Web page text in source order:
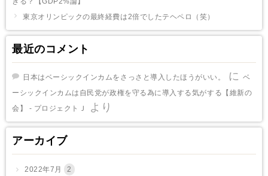
東京オリンピックの最終経費は2倍でしたテヘペロ（笑）
最近のコメント
日本はベーシックインカムをさっさと導入したほうがいい。 にベ
ーシックインカムは自民党が政権を守る為に導入する気がする【維新の
会】 - プロジェクトＪ
より
アーカイブ
2022年7月 2